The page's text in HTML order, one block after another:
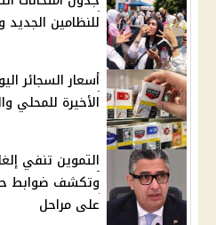
للنظامين الجديد
أسعار السجائر
الأخيرة للمحلي
وتكشف ضوابط
على مراحل